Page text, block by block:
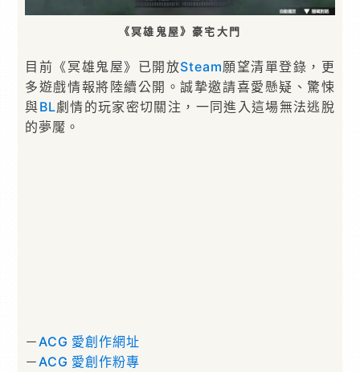
《冥雄鬼屋》豪宅大門
目前《冥雄鬼屋》已開放Steam願望清單登錄，更
多遊戲情報將陸續公開。誠摯邀請喜愛懸疑、驚悚
與BL劇情的玩家密切關注，一同進入這場無法逃脫
的夢魘。
－ ACG 愛創作網址
－ ACG 愛創作粉專